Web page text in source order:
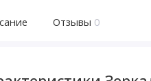
Отзывы 0